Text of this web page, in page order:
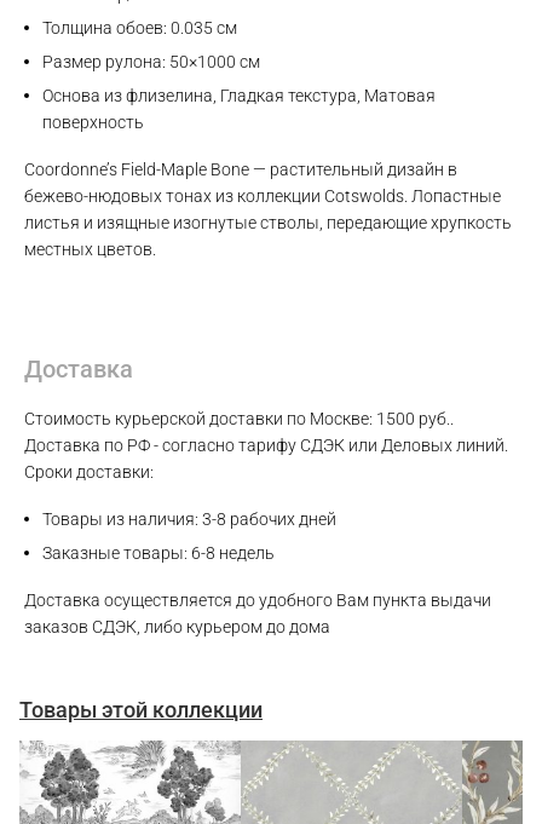
Толщина обоев: 0.035 см
Размер рулона: 50×1000 см
Основа из флизелина, Гладкая текстура, Матовая
поверхность
Coordonne’s Field-Maple Bone — растительный дизайн в
бежево-нюдовых тонах из коллекции Cotswolds. Лопастные
листья и изящные изогнутые стволы, передающие хрупкость
местных цветов.
Доставка
Стоимость курьерской доставки по Москве: 1500 руб..
Доставка по РФ - согласно тарифу СДЭК или Деловых линий.
Сроки доставки:
Товары из наличия: 3-8 рабочих дней
Заказные товары: 6-8 недель
Доставка осуществляется до удобного Вам пункта выдачи
заказов СДЭК, либо курьером до дома
Товары этой коллекции
Telegram